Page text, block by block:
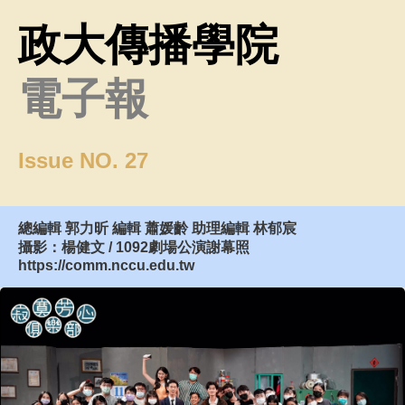
政大傳播學院
電子報
Issue NO. 27
總編輯 郭力昕 編輯 蕭媛齡 助理編輯 林郁宸
攝影：楊健文 / 1092劇場公演謝幕照
https://comm.nccu.edu.tw